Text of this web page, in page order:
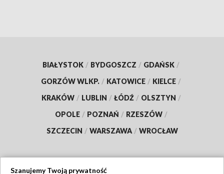
BIAŁYSTOK / BYDGOSZCZ / GDAŃSK /
GORZÓW WLKP. / KATOWICE / KIELCE /
KRAKÓW / LUBLIN / ŁÓDŹ / OLSZTYN /
OPOLE / POZNAŃ / RZESZÓW /
SZCZECIN / WARSZAWA / WROCŁAW
Szanujemy Twoją prywatność